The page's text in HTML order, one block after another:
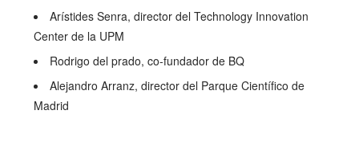
Arístides Senra, director del Technology Innovation
Center de la UPM
Rodrigo del prado, co-fundador de BQ
Alejandro Arranz, director del Parque Científico de
Madrid